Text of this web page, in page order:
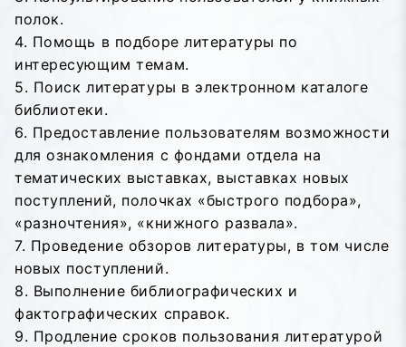
полок.
4. Помощь в подборе литературы по
интересующим темам.
5. Поиск литературы в электронном каталоге
библиотеки.
6. Предоставление пользователям возможности
для ознакомления с фондами отдела на
тематических выставках, выставках новых
поступлений, полочках «быстрого подбора»,
«разночтения», «книжного развала».
7. Проведение обзоров литературы, в том числе
новых поступлений.
8. Выполнение библиографических и
фактографических справок.
9. Продление сроков пользования литературой